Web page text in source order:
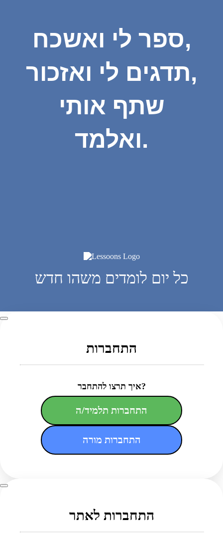
ספר לי ואשכח,
תדגים לי ואזכור,
שתף אותי
ואלמד.
כל יום לומדים משהו חדש
התחברות
איך תרצו להתחבר?
התחברות תלמיד/ה
התחברות מורה
התחברות לאתר